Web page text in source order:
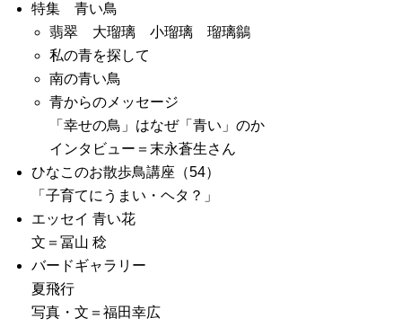
特集 青い鳥
翡翠 大瑠璃 小瑠璃 瑠璃鶲
私の青を探して
南の青い鳥
青からのメッセージ
「幸せの鳥」はなぜ「青い」のか
インタビュー＝末永蒼生さん
ひなこのお散歩鳥講座（54）
「子育てにうまい・ヘタ？」
エッセイ 青い花
文＝冨山 稔
バードギャラリー
夏飛行
写真・文＝福田幸広